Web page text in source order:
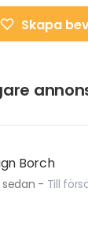
Skapa
Borch
sedan - Till